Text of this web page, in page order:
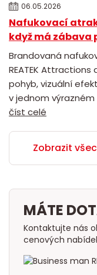
06.05.2026
Nafukovací
když má zábava
Brandovaná
REATEK
pohyb, vizuální
v jednom výrazném
číst celé
Zobrazit
MÁTE
Kontaktujte nás
cenových